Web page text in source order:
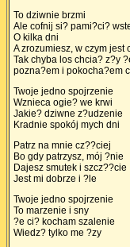
To dziwnie brzmi
Ale cofnij si? pami?ci?
O kilka dni
A zrozumiesz, w czym jest
Tak chyba los chcia? z?y
pozna?em i pokocha?em
Twoje jedno spojrzenie
Wznieca ogie? we krwi
Jakie? dziwne z?udzenie
Kradnie spokój mych dni
Patrz na mnie cz??ciej
Bo gdy patrzysz, mój ?nie
Dajesz smutek i szcz??cie
Jest mi dobrze i ?le
Twoje jedno spojrzenie
To marzenie i sny
?e ci? kocham szalenie
Wiedz? tylko me ?zy